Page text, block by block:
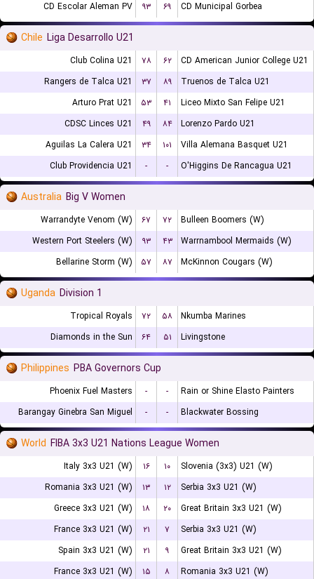
CD Escolar Aleman PV ۹۳ ۶۹ CD Municipal Gorbea
Chile Liga Desarrollo U21
Club Colina U21 ۷۸ ۶۲
CD American Junior College U21
Rangers de Talca U21
۳۷ ۸۹
Truenos de Talca U21
Arturo Prat U21
۵۳ ۴۱
Liceo Mixto San Felipe U21
CDSC Linces U21
۴۹ ۸۴
Lorenzo Pardo U21
Aguilas La Calera U21
۳۴ ۱۰۱
Villa Alemana Basquet U21
Club Providencia U21
- - O'Higgins De Rancagua U21
Australia Big V Women
Warrandyte Venom (W) ۶۷ ۷۲
Bulleen Boomers (W)
Western Port Steelers (W)
۹۳ ۴۳
Warrnambool Mermaids (W)
Bellarine Storm (W)
۵۷ ۸۷ McKinnon Cougars (W)
Uganda Division 1
Tropical Royals ۷۲ ۵۸
Nkumba Marines
Diamonds in the Sun
۶۴ ۵۱ Livingstone
Philippines PBA Governors Cup
Phoenix Fuel Masters - -
Rain or Shine Elasto Painters
Barangay Ginebra San Miguel
- - Blackwater Bossing
World FIBA 3x3 U21 Nations League Women
Italy 3x3 U21 (W) ۱۶ ۱۰
Slovenia (3x3) U21 (W)
Romania 3x3 U21 (W)
۱۳ ۱۲
Serbia 3x3 U21 (W)
Greece 3x3 U21 (W)
۱۸ ۲۰
Great Britain 3x3 U21 (W)
France 3x3 U21 (W)
۲۱ ۷
Serbia 3x3 U21 (W)
Spain 3x3 U21 (W)
۲۱ ۹
Great Britain 3x3 U21 (W)
France 3x3 U21 (W)
۱۵ ۸
Romania 3x3 U21 (W)